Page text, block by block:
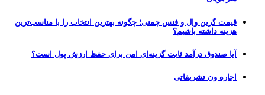
قیمت گرین وال و فنس چمنی؛ چگونه بهترین انتخاب را با مناسب‌ترین
هزینه داشته باشیم؟
آیا صندوق درآمد ثابت گزینه‌ای امن برای حفظ ارزش پول است؟
اجاره ون تشریفاتی